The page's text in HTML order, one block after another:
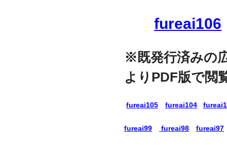
fureai106
※既発行済みの
よりPDF版で閲
fureai105 fureai104
fureai99 fureai98 fureai97